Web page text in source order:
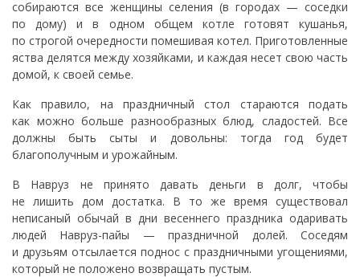
собираются все женщины селения (в городах — соседки
по дому) и в одном общем котле готовят кушанья,
по строгой очередности помешивая котел. Приготовленные
яства делятся между хозяйками, и каждая несет свою часть
домой, к своей семье.
Как правило, на праздничный стол стараются подать
как можно больше разнообразных блюд, сладостей. Все
должны быть сыты и довольны: тогда год будет
благополучным и урожайным.
В Навруз не принято давать деньги в долг, чтобы
не лишить дом достатка. В то же время существовал
неписаный обычай в дни весеннего праздника одаривать
людей Навруз-пайы — праздничной долей. Соседям
и друзьям отсылается поднос с праздничными угощениями,
который не положено возвращать пустым.